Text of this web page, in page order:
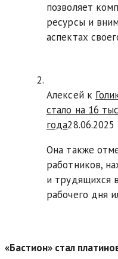
позволяет
ресурсы и
аспектах
Алексей к
стало на 16
года28.06.2025
Она также
работников,
и трудящихся
рабочего дня
«Бастион» стал